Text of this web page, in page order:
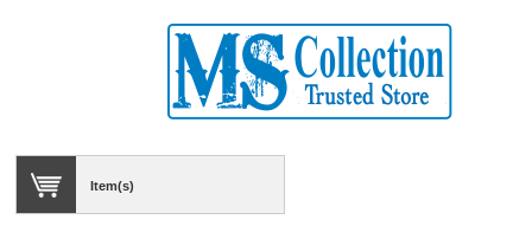
Item(s)